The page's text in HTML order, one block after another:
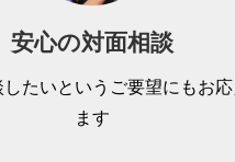
安心の対面相談
たいというご要望にもお
ます